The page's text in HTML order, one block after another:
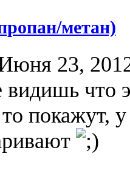
метан)
23,
что
покажут,